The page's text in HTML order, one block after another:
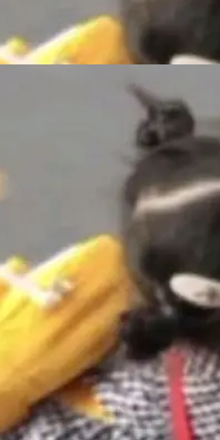
不再关
析提炼。
方法也为
路。
4 日，
1 日起，
月。发
基础设
维护它
容如
功能：
a>）</l
引擎。
show_
适合 Ag
们用 W
Pri
运行代
的是 Iso
在于启动
任务可能
启动到
果
法庭，指
苹果的诉
东家挖
发律师
一篇博
this wro
聊天记
办公
HUAWE
可使
提的是，